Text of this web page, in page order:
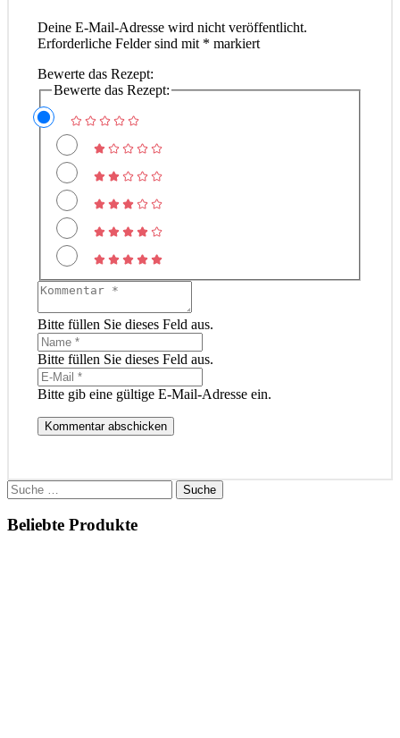
Deine E-Mail-Adresse wird nicht veröffentlicht.
Erforderliche Felder sind mit * markiert
Bewerte das Rezept:
Bewerte das Rezept:
Bitte füllen Sie dieses Feld aus.
Bitte füllen Sie dieses Feld aus.
Bitte gib eine gültige E-Mail-Adresse ein.
Kommentar abschicken
Suche
nach:
Beliebte Produkte